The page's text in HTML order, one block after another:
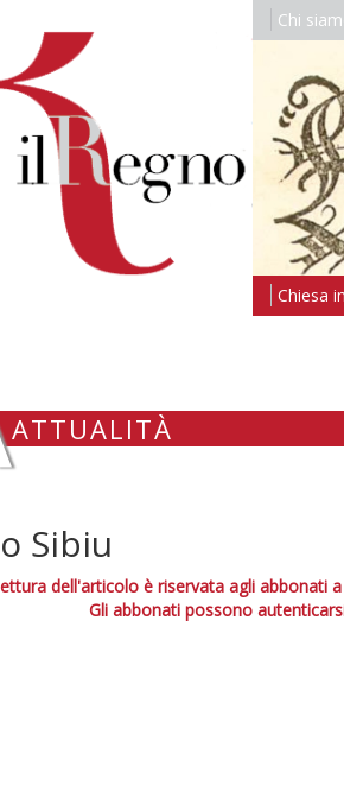
Chi
Chiesa
ATTUALITÀ
Sibiu
dell'articolo è riservata agli abbonati a
Gli abbonati possono